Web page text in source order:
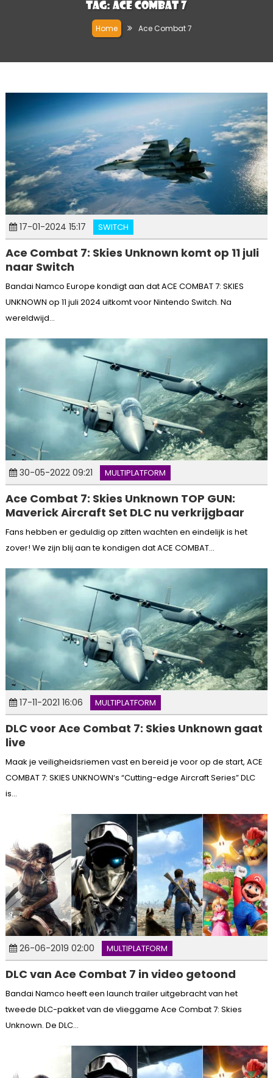
Tag: Ace Combat 7
Home Ace Combat 7
17-01-2024 15:17 SWITCH
Ace Combat 7: Skies Unknown komt op 11 juli
naar Switch
Bandai Namco Europe kondigt aan dat ACE COMBAT 7: SKIES
UNKNOWN op 11 juli 2024 uitkomt voor Nintendo Switch. Na
wereldwijd...
30-05-2022 09:21 MULTIPLATFORM
Ace Combat 7: Skies Unknown TOP GUN:
Maverick Aircraft Set DLC nu verkrijgbaar
Fans hebben er geduldig op zitten wachten en eindelijk is het
zover! We zijn blij aan te kondigen dat ACE COMBAT...
17-11-2021 16:06 MULTIPLATFORM
DLC voor Ace Combat 7: Skies Unknown gaat
live
Maak je veiligheidsriemen vast en bereid je voor op de start, ACE
COMBAT 7: SKIES UNKNOWN‘s “Cutting-edge Aircraft Series” DLC
is...
26-06-2019 02:00 MULTIPLATFORM
DLC van Ace Combat 7 in video getoond
Bandai Namco heeft een launch trailer uitgebracht van het
tweede DLC-pakket van de vlieggame Ace Combat 7: Skies
Unknown. De DLC...